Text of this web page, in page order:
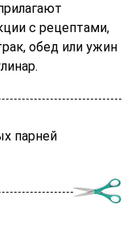
с рецептами,
обед или ужин
парней